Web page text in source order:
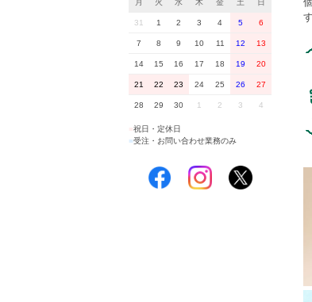
月 火 水 木 金 土 日
31 1 2 3 4 5 6
7 8 9 10 11 12 13
14 15 16 17 18 19 20
21 22 23 24 25 26 27
28 29 30 1 2 3 4
祝日・定休日
■受注・お問い合わせ業務のみ